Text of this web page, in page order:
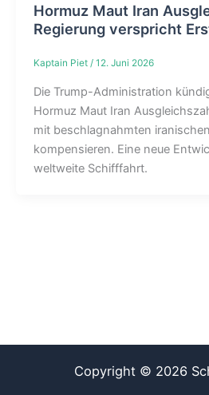
Hormuz Maut Iran
Regierung verspricht
Kaptain Piet / 12. Juni 2026
Die Trump-Administration
Hormuz Maut Iran
mit beschlagnahmten
kompensieren. Eine neue
weltweite Schifffahrt.
Copyright © 2026